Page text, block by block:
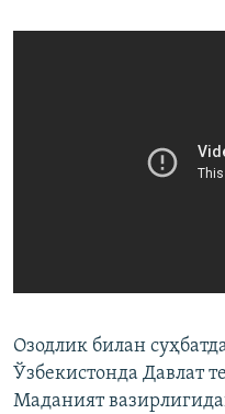
Озодлик билан
Ўзбекистонда Давлат
Маданият